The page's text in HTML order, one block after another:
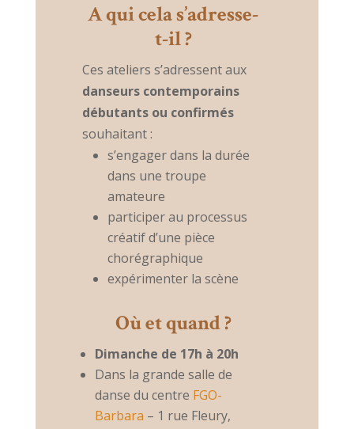
A qui cela s’adresse-
t-il ?
Ces ateliers s’adressent aux
danseurs contemporains
débutants ou confirmés
souhaitant :
s’engager dans la durée
dans une troupe
amateure
participer au processus
créatif d’une pièce
chorégraphique
expérimenter la scène
Où et quand ?
Dimanche de 17h à 20h
Dans la grande salle de
danse du centre FGO-
Barbara – 1 rue Fleury,